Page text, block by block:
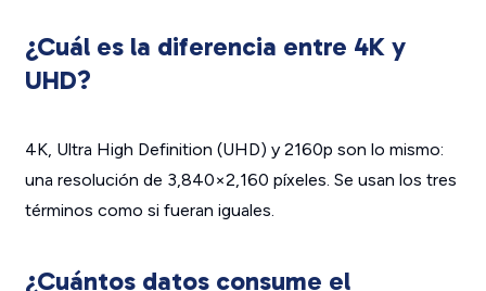
¿Cuál es la diferencia entre 4K y
UHD?
4K, Ultra High Definition (UHD) y 2160p son lo mismo:
una resolución de 3,840×2,160 píxeles. Se usan los tres
términos como si fueran iguales.
¿Cuántos datos consume el